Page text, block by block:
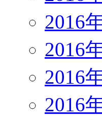
2016
2016
2016
2016